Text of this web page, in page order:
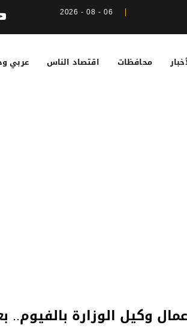
06 - 08 - 2026
محافظات اقتصاد الناس عربي
وكيل الوزارة